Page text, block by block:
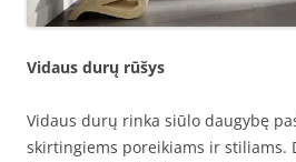
Vidaus durų rūšys
Vidaus durų rinka siūlo daugybę
skirtingiems poreikiams ir stiliams.